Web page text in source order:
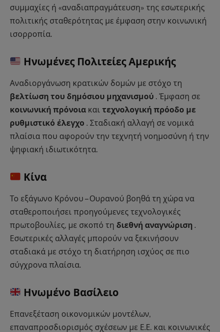
συμμαχίες ή «αναδιαπραγμάτευση» της εσωτερικής
πολιτικής σταθερότητας με έμφαση στην κοινωνική
ισορροπία.
Ηνωμένες Πολιτείες Αμερικής
Αναδιοργάνωση κρατικών δομών με στόχο τη
βελτίωση του δημόσιου μηχανισμού . Έμφαση σε
κοινωνική πρόνοια και τεχνολογική πρόοδο με
ρυθμιστικό έλεγχο . Σταδιακή αλλαγή σε νομικά
πλαίσια που αφορούν την τεχνητή νοημοσύνη ή την
ψηφιακή ιδιωτικότητα.
Κίνα
Το εξάγωνο Κρόνου – Ουρανού βοηθά τη χώρα να
σταθεροποιήσει προηγούμενες τεχνολογικές
πρωτοβουλίες, με σκοπό τη διεθνή αναγνώριση .
Εσωτερικές αλλαγές μπορούν να ξεκινήσουν
σταδιακά με στόχο τη διατήρηση ισχύος σε πιο
σύγχρονα πλαίσια.
Ηνωμένο Βασίλειο
Επανεξέταση οικονομικών μοντέλων,
επαναπροσδιορισμός σχέσεων με Ε.Ε. και κοινωνικές